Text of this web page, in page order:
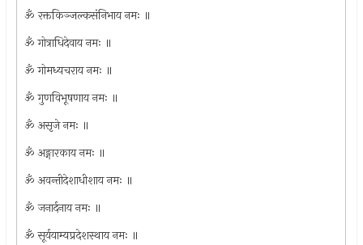
ॐ रक्तकिञ्जल्कसंनिभाय नमः ॥
ॐ गोत्राधिदेवाय नमः ॥
ॐ गोमध्यचराय नमः ॥
ॐ गुणविभूषणाय नमः ॥
ॐ असृजे नमः ॥
ॐ अङ्गारकाय नमः ॥
ॐ अवन्तीदेशाधीशाय नमः ॥
ॐ जनार्दनाय नमः ॥
ॐ सूर्ययाम्यप्रदेशस्थाय नमः ॥